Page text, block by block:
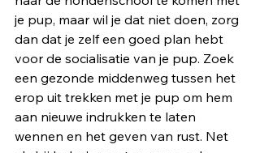
je pup, maar wil je dat niet doen, zorg
dan dat je zelf een goed plan hebt
voor de socialisatie van je pup. Zoek
een gezonde middenweg tussen het
erop uit trekken met je pup om hem
aan nieuwe indrukken te laten
wennen en het geven van rust. Net